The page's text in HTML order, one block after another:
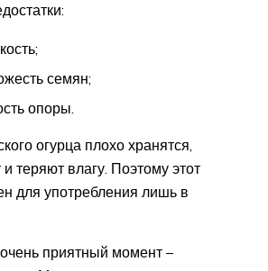
семян;
опоры.
огурца плохо хранятся,
теряют влагу. Поэтому этот
для употребления лишь в
приятный момент –